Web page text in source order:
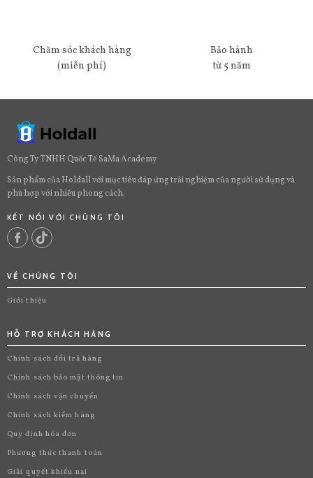
Chăm sóc khách hàng
(miễn phí)
Bảo hành
từ 5 năm
Công Ty TNHH Quốc Tế SaMa Academy
Sản phẩm của Holdall với mục tiêu đáp ứng trải nghiệm của người sử dụng và
phù hợp với nhiều phong cách.
KẾT NỐI VỚI CHÚNG TÔI
VỀ CHÚNG TÔI
Giới thiệu
HỖ TRỢ KHÁCH HÀNG
Chính sách đổi trả hàng
Chính sách bảo mật thông tin
Chính sách vận chuyển
Chính sách kiểm hàng
Quy định hóa đơn
Phương thức thanh toán
Giải quyết khiếu nại